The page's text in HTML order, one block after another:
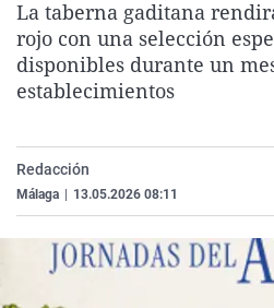
La taberna gaditana
rojo con una selección
disponibles durante un
establecimientos
Redacción
Málaga 13.05.2026 08:11